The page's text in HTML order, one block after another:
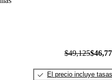
$49,125
El precio incluye tasas